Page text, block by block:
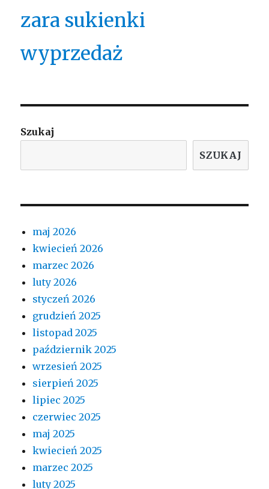
zara sukienki
wyprzedaż
Szukaj
SZUKAJ
maj 2026
kwiecień 2026
marzec 2026
luty 2026
styczeń 2026
grudzień 2025
listopad 2025
październik 2025
wrzesień 2025
sierpień 2025
lipiec 2025
czerwiec 2025
maj 2025
kwiecień 2025
marzec 2025
luty 2025